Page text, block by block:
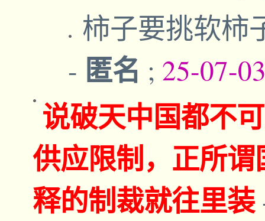
柿子要挑软柿
- 匿名 ; 25-07-
说破天中国都不
供应限制，正所
释的制裁就往里装